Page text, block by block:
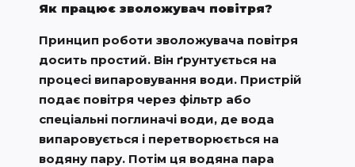
Як працює зволожувач повітря?
Принцип роботи зволожувача повітря
досить простий. Він ґрунтується на
процесі випаровування води. Пристрій
подає повітря через фільтр або
спеціальні поглиначі води, де вода
випаровується і перетворюється на
водяну пару. Потім ця водяна пара